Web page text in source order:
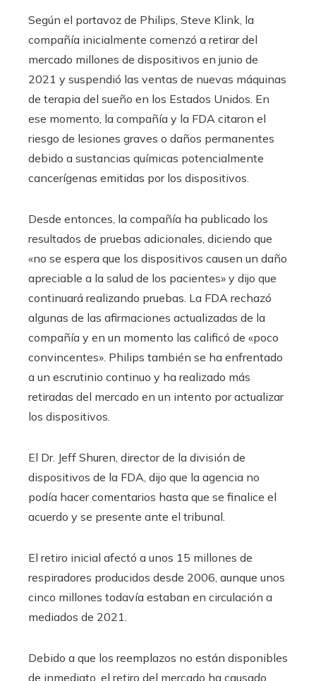
Según el portavoz de Philips, Steve Klink, la
compañía inicialmente comenzó a retirar del
mercado millones de dispositivos en junio de
2021 y suspendió las ventas de nuevas máquinas
de terapia del sueño en los Estados Unidos. En
ese momento, la compañía y la FDA citaron el
riesgo de lesiones graves o daños permanentes
debido a sustancias químicas potencialmente
cancerígenas emitidas por los dispositivos.
Desde entonces, la compañía ha publicado los
resultados de pruebas adicionales, diciendo que
«no se espera que los dispositivos causen un daño
apreciable a la salud de los pacientes» y dijo que
continuará realizando pruebas. La FDA rechazó
algunas de las afirmaciones actualizadas de la
compañía y en un momento las calificó de «poco
convincentes». Philips también se ha enfrentado
a un escrutinio continuo y ha realizado más
retiradas del mercado en un intento por actualizar
los dispositivos.
El Dr. Jeff Shuren, director de la división de
dispositivos de la FDA, dijo que la agencia no
podía hacer comentarios hasta que se finalice el
acuerdo y se presente ante el tribunal.
El retiro inicial afectó a unos 15 millones de
respiradores producidos desde 2006, aunque unos
cinco millones todavía estaban en circulación a
mediados de 2021.
Debido a que los reemplazos no están disponibles
de inmediato, el retiro del mercado ha causado